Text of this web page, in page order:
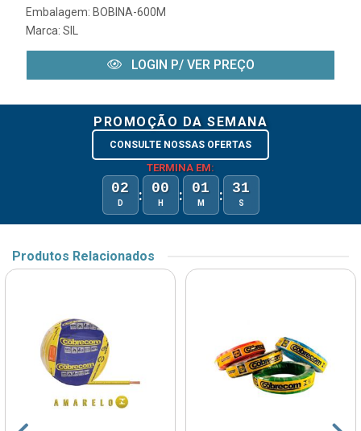
Embalagem: BOBINA-600M
Marca: SIL
LOGIN P/ VER PREÇO
PROMOÇÃO DA SEMANA
CONSULTE NOSSAS OFERTAS
TERMINA EM:
02
D : 00
H : 01
M : 31
S
Produtos Relacionados